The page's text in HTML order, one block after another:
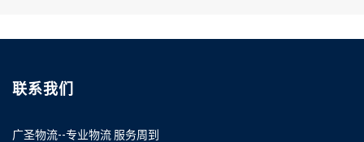
联系我们
广圣物流--专业物流 服务周到